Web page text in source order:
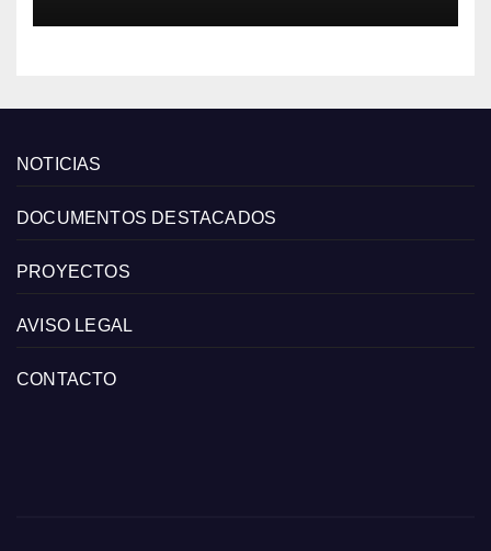
NOTICIAS
DOCUMENTOS DESTACADOS
PROYECTOS
AVISO LEGAL
CONTACTO